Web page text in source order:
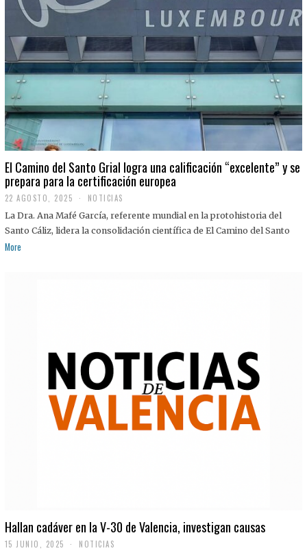
El Camino del Santo Grial logra una calificación “excelente” y se
prepara para la certificación europea
22 AGOSTO, 2025
2
A
G
NOTICIAS
La Dra. Ana Mafé García, referente mundial en la protohistoria del
Santo Cáliz, lidera la consolidación científica de El Camino del Santo
More
Hallan cadáver en la V-30 de Valencia, investigan causas
15 JUNIO, 2025 NOTICIAS